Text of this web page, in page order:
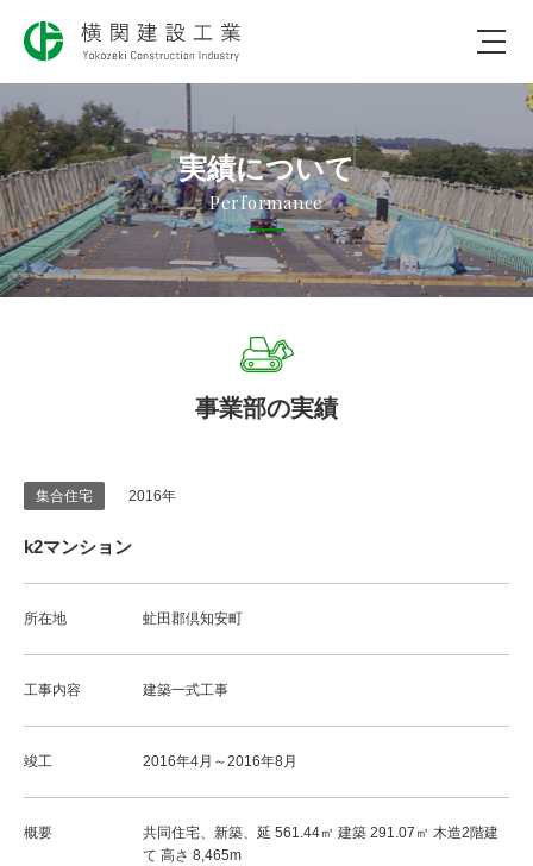
会社のコト
仕事のコト
社会のコト
実績について
Performance
事業部の実績
集合住宅 2016年
k2マンション
所在地 虻田郡倶知安町
工事内容 建築一式工事
竣工 2016年4月～2016年8月
概要
共同住宅、新築、延 561.44㎡ 建築 291.07㎡ 木造2階建
て 高さ 8,465m